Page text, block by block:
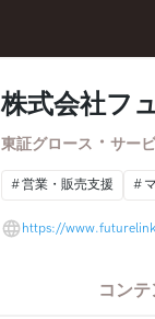
株式会社フ
東証グロース ・ サー
営業・販売支援
https://
コンテ